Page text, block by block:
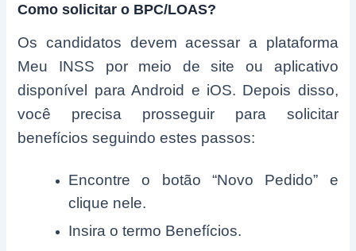
Como solicitar o BPC/LOAS?
Os candidatos devem acessar a plataforma
Meu INSS por meio de site ou aplicativo
disponível para Android e iOS. Depois disso,
você precisa prosseguir para solicitar
benefícios seguindo estes passos:
Encontre o botão “Novo Pedido” e
clique nele.
Insira o termo Benefícios.